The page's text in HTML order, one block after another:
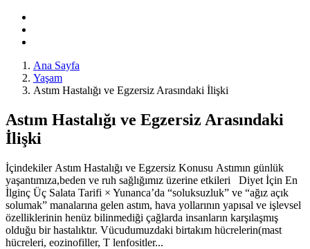
Ana Sayfa
Yaşam
Astım Hastalığı ve Egzersiz Arasındaki İlişki
Astım Hastalığı ve Egzersiz Arasındaki
İlişki
İçindekiler Astım Hastalığı ve Egzersiz Konusu Astımın günlük
yaşantımıza,beden ve ruh sağlığımız üzerine etkileri Diyet İçin En
İlginç Üç Salata Tarifi × Yunanca’da “soluksuzluk” ve “ağız açık
solumak” manalarına gelen astım, hava yollarının yapısal ve işlevsel
özelliklerinin henüz bilinmediği çağlarda insanların karşılaşmış
olduğu bir hastalıktır. Vücudumuzdaki birtakım hücrelerin(mast
hücreleri, eozinofiller, T lenfositler...